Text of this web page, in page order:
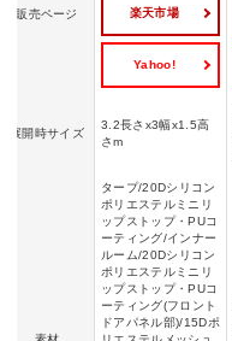
販売ページ 楽天市場
Yahoo!
展開時サイズ
3.2長さx3幅x1.5高
さm
タープ/20Dシリコン
ポリエステルミニリ
ップストップ・PUコ
ーティング/インナー
ルーム/20Dシリコン
ポリエステルミニリ
ップストップ・PUコ
ーティング(フロント
ドアパネル部)/15Dポ